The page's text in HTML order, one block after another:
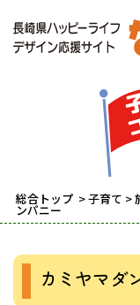
総合トップ >子育て >
ンパニー
カミヤマダ